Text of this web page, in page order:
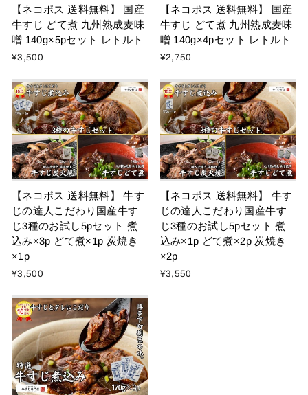
【ネコポス 送料無料】 国産
牛すじ どて煮 九州熟成麦味
噌 140g×5pセット レトルト
¥3,500
【ネコポス 送料無料】 国産
牛すじ どて煮 九州熟成麦味
噌 140g×4pセット レトルト
¥2,750
【ネコポス 送料無料】 牛す
じの達人こだわり国産牛す
じ3種のお試し5pセット 煮
込み×3p どて煮×1p 炭焼き
×1p
¥3,500
【ネコポス 送料無料】 牛す
じの達人こだわり国産牛す
じ3種のお試し5pセット 煮
込み×1p どて煮×2p 炭焼き
×2p
¥3,550